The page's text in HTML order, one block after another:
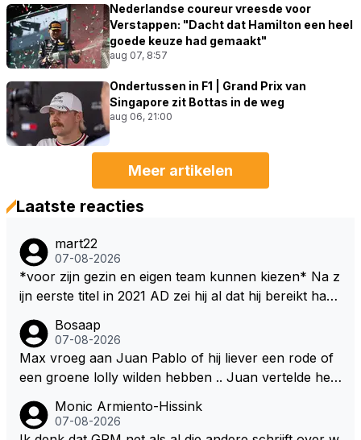
Nederlandse coureur vreesde voor
Verstappen: "Dacht dat Hamilton een heel
goede keuze had gemaakt"
aug 07, 8:57
Ondertussen in F1 | Grand Prix van
Singapore zit Bottas in de weg
aug 06, 21:00
Meer artikelen
Laatste reacties
mart22
07-08-2026
*voor zijn gezin en eigen team kunnen kiezen* Na z
ijn eerste titel in 2021 AD zei hij al dat hij bereikt had
aarna nog komt bonus was. Ik denk dat hij dat meen
de en dat hij er nog steeds zo in staat. Nu telt voorn
amelijk het plezier hebben in wat hij doet nog als drij
Nu, met deze auto's??? Met deze regels???
Bosaap
07-08-2026
Max vroeg aan Juan Pablo of hij liever een rode of
een groene lolly wilden hebben .. Juan vertelde hem
het gretig likken aan zijn rode lolly hoorde Juan toc
h echt van Max dat RB hem een contract had aange
Monic Armiento-Hissink
07-08-2026